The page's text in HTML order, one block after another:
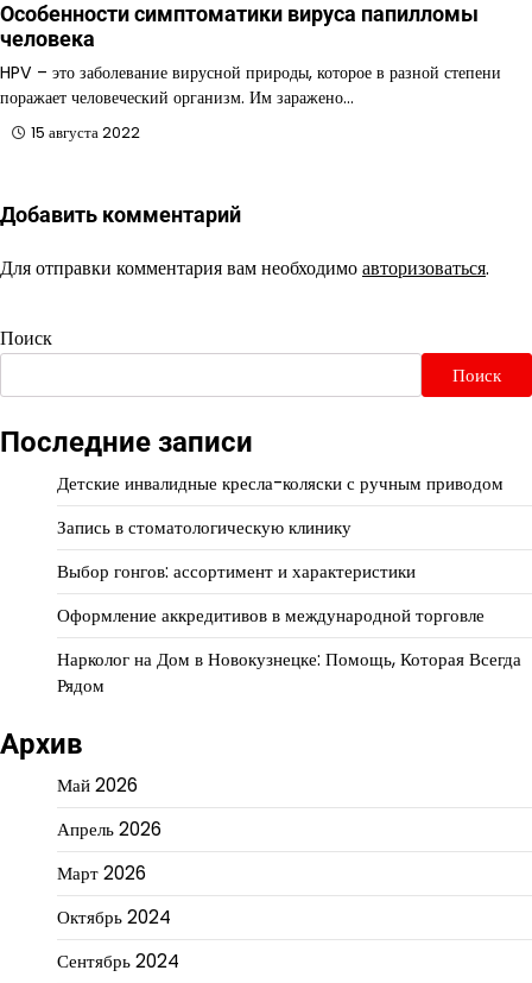
Особенности симптоматики вируса папилломы
человека
HPV – это заболевание вирусной природы, которое в разной степени
поражает человеческий организм. Им заражено…
15 августа 2022
Добавить комментарий
Для отправки комментария вам необходимоавторизоваться.
Поиск
Поиск
Последние записи
Детские инвалидные кресла-коляски с ручным приводом
Запись в стоматологическую клинику
Выбор гонгов: ассортимент и характеристики
Оформление аккредитивов в международной торговле
Нарколог на Дом в Новокузнецке: Помощь, Которая Всегда
Рядом
Архив
Май 2026
Апрель 2026
Март 2026
Октябрь 2024
Сентябрь 2024